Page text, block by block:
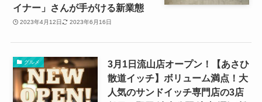
イナー」さんが手がける新業態
2023年4月12日 2023年6月16日
グルメ
3月1日流山店オープン！【あさひ
散道イッチ】ボリューム満点！大
人気のサンドイッチ専門店の3店